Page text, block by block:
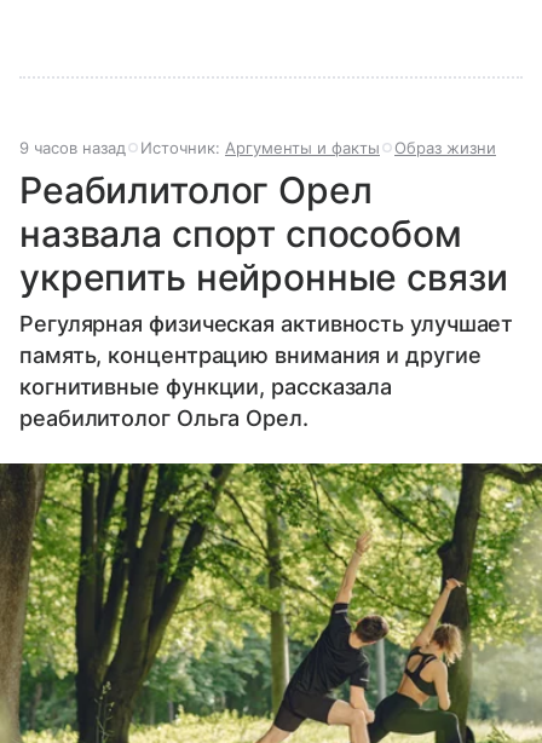
9 часов назад Источник: Аргументы и факты Образ жизни
Реабилитолог Орел
назвала спорт способом
укрепить нейронные связи
Регулярная физическая активность улучшает
память, концентрацию внимания и другие
когнитивные функции, рассказала
реабилитолог Ольга Орел.